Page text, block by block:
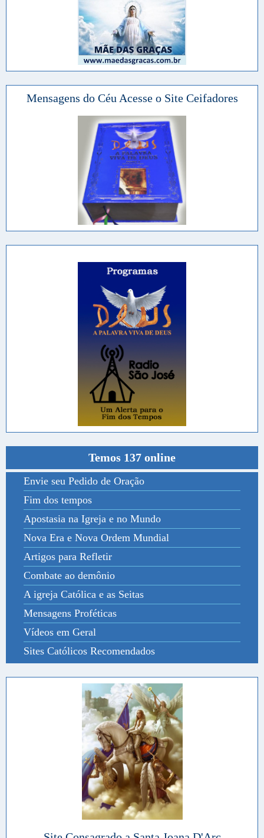
Mensagens do Céu Acesse o Site Ceifadores
Temos 137 online
Envie seu Pedido de Oração
Fim dos tempos
Apostasia na Igreja e no Mundo
Nova Era e Nova Ordem Mundial
Artigos para Refletir
Combate ao demônio
A igreja Católica e as Seitas
Mensagens Proféticas
Vídeos em Geral
Sites Católicos Recomendados